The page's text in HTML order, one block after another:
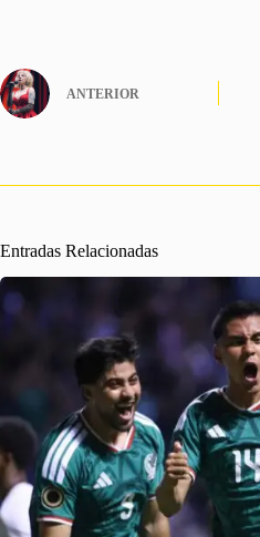
ANTERIOR
Entradas Relacionadas